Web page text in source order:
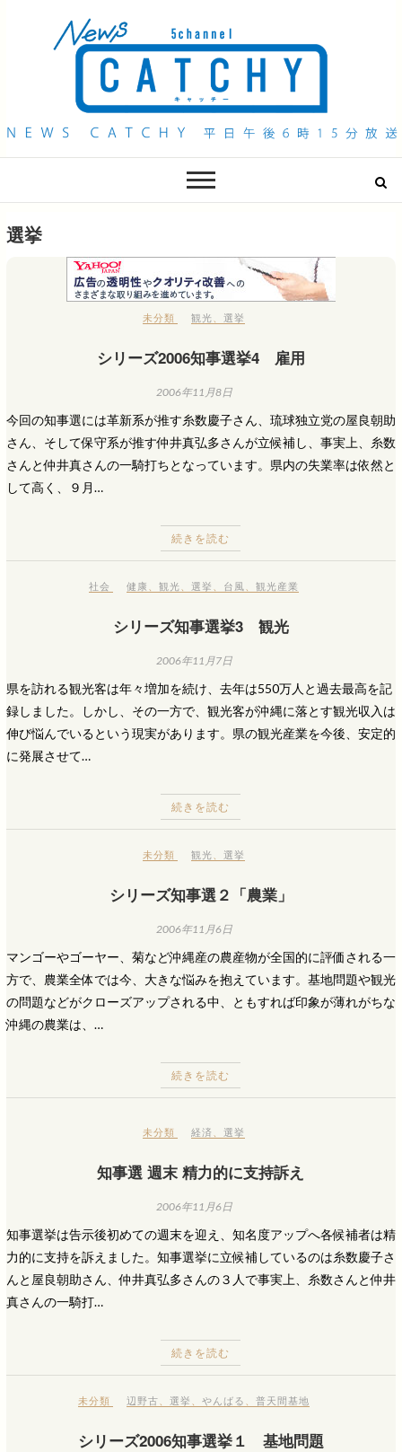
QAB NEWS Headline
選挙
未分類 観光 、選挙
シリーズ2006知事選挙4 雇用
2006年11月8日
今回の知事選には革新系が推す糸数慶子さん、琉球独立党の屋良朝助
さん、そして保守系が推す仲井真弘多さんが立候補し、事実上、糸数
さんと仲井真さんの一騎打ちとなっています。県内の失業率は依然と
して高く、９月…
続きを読む
社会 健康 、観光 、選挙 台風 、観光産業
シリーズ知事選挙3 観光
2006年11月7日
県を訪れる観光客は年々増加を続け、去年は550万人と過去最高を記
録しました。しかし、その一方で、観光客が沖縄に落とす観光収入は
伸び悩んでいるという現実があります。県の観光産業を今後、安定的
に発展させて…
続きを読む
未分類 観光 、選挙
シリーズ知事選２「農業」
2006年11月6日
マンゴーやゴーヤー、菊など沖縄産の農産物が全国的に評価される一
方で、農業全体では今、大きな悩みを抱えています。基地問題や観光
の問題などがクローズアップされる中、ともすれば印象が薄れがちな
沖縄の農業は、…
続きを読む
未分類 経済 、選挙
知事選 週末 精力的に支持訴え
2006年11月6日
知事選挙は告示後初めての週末を迎え、知名度アップへ各候補者は精
力的に支持を訴えました。知事選挙に立候補しているのは糸数慶子さ
んと屋良朝助さん、仲井真弘多さんの３人で事実上、糸数さんと仲井
真さんの一騎打…
続きを読む
未分類 辺野古 、選挙 、やんばる 、普天間基地
シリーズ2006知事選挙１ 基地問題